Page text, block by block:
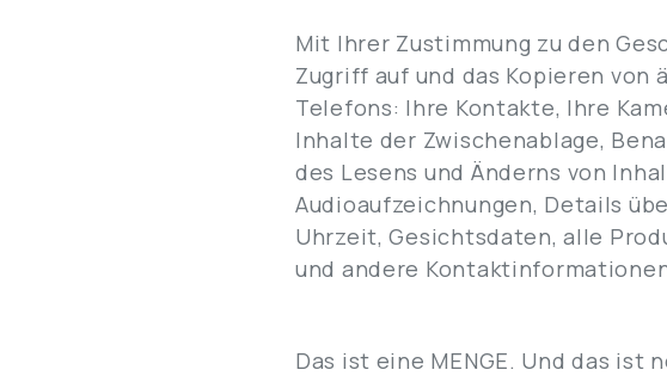
Mit Ihrer Zustimmung zu den
Zugriff auf und das Kopieren
Telefons: Ihre Kontakte, Ihre
Inhalte der Zwischenablage,
des Lesens und Änderns von
Audioaufzeichnungen, Details
Uhrzeit, Gesichtsdaten, alle
und andere
Das ist eine MENGE. Und das